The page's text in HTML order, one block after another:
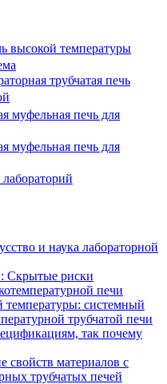
высокой температуры
трубчатая печь
муфельная печь для
муфельная печь для
и наука лабораторной
Скрытые риски
печи
температуры: системный
трубчатой печи
так почему
свойств материалов с
трубчатых печей